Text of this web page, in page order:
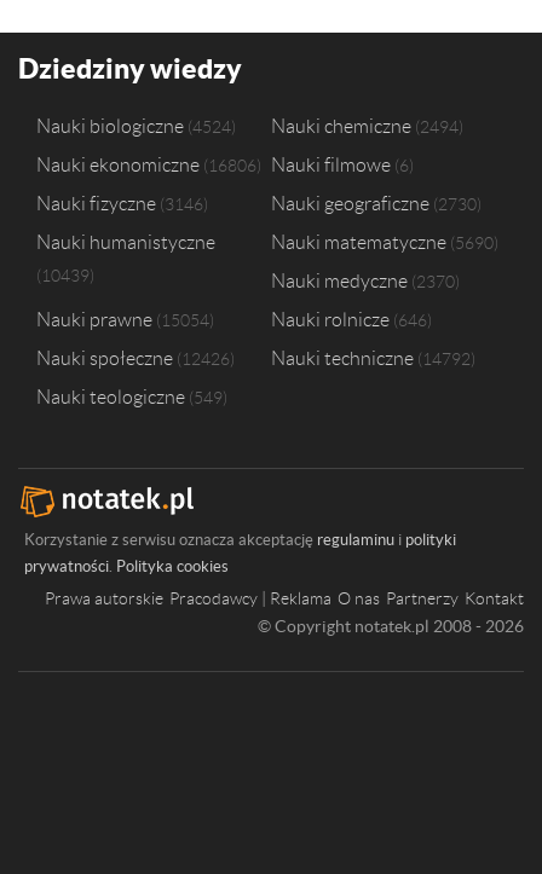
Dziedziny wiedzy
Nauki biologiczne 4524 Nauki chemiczne 2494
Nauki ekonomiczne 16806 Nauki filmowe 6
Nauki fizyczne 3146 Nauki geograficzne 2730
Nauki humanistyczne
10439
Nauki matematyczne 5690
Nauki medyczne 2370
Nauki prawne 15054 Nauki rolnicze 646
Nauki społeczne 12426 Nauki techniczne 14792
Nauki teologiczne 549
Korzystanie z serwisu oznacza akceptację regulaminu i polityki
prywatności. Polityka cookies
Prawa autorskie Pracodawcy | Reklama O nas Partnerzy Kontakt
© Copyright notatek.pl 2008 - 2026